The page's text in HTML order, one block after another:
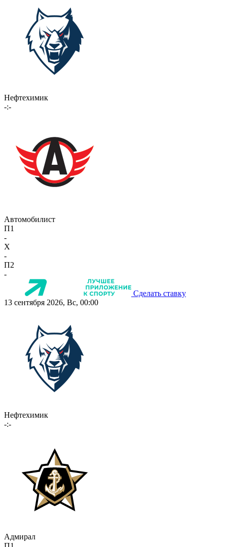
Нефтехимик
-:-
Автомобилист
П1
-
X
-
П2
-
Сделать ставку
13 сентября 2026, Вс, 00:00
Нефтехимик
-:-
Адмирал